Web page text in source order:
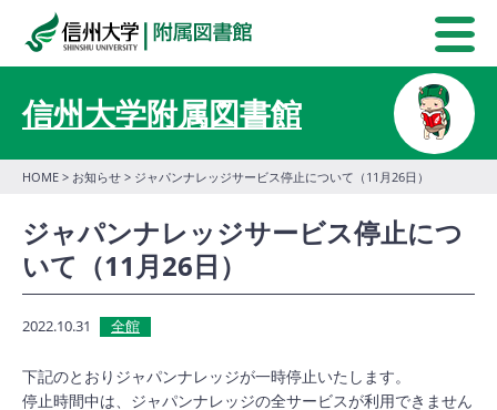
信州大学附属図書館
HOME > お知らせ > ジャパンナレッジサービス停止について（11月26日）
ジャパンナレッジサービス停止につ
いて（11月26日）
2022.10.31 全館
下記のとおりジャパンナレッジが一時停止いたします。
停止時間中は、ジャパンナレッジの全サービスが利用できません